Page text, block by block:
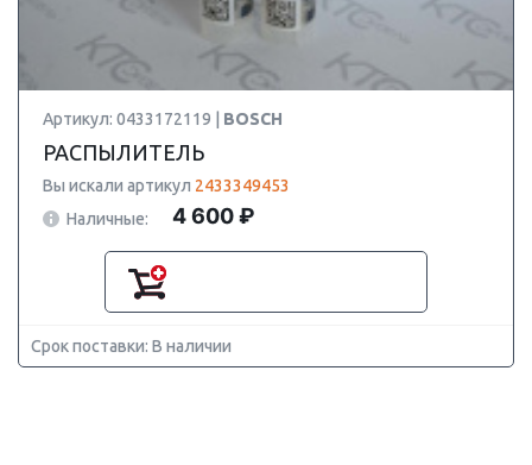
Артикул: 0433172119 | BOSCH
РАСПЫЛИТЕЛЬ
Вы искали артикул 2433349453
Наличные:
4 600 ₽
Срок поставки: В наличии